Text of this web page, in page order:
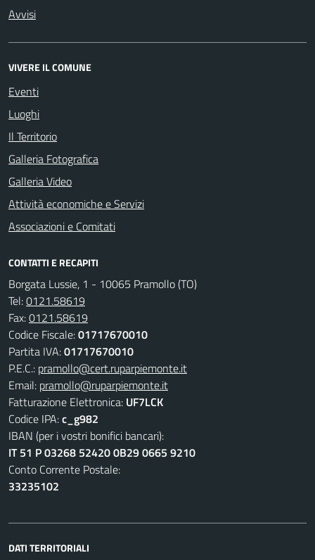
Avvisi
VIVERE IL COMUNE
Eventi
Luoghi
Il Territorio
Galleria Fotografica
Galleria Video
Attività economiche e Servizi
Associazioni e Comitati
CONTATTI E RECAPITI
Borgata Lussie, 1 - 10065 Pramollo (TO)
Tel:0121.58619
Fax:0121.58619
Codice Fiscale:01717670010
Partita IVA:01717670010
P.E.C.: pramollo@cert.ruparpiemonte.it
Email: pramollo@ruparpiemonte.it
Fatturazione Elettronica: UF7LCK
Codice IPA:c_g982
IBAN (per i vostri bonifici bancari):
IT 51 P 03268 52420 0B29 0665 9210
Conto Corrente Postale:
33235102
DATI TERRITORIALI